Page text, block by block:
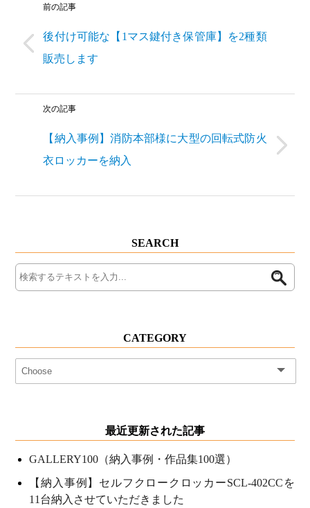
前の記事
後付け可能な【1マス鍵付き保管庫】を2種類
販売します
次の記事
【納入事例】消防本部様に大型の回転式防火
衣ロッカーを納入
SEARCH
CATEGORY
最近更新された記事
GALLERY100（納入事例・作品集100選）
【納入事例】セルフクロークロッカーSCL-402CCを
11台納入させていただきました